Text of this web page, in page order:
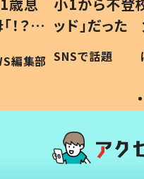
？」
編集部
ッド」だっ
作り続ける
#令和の子
SNSで話題